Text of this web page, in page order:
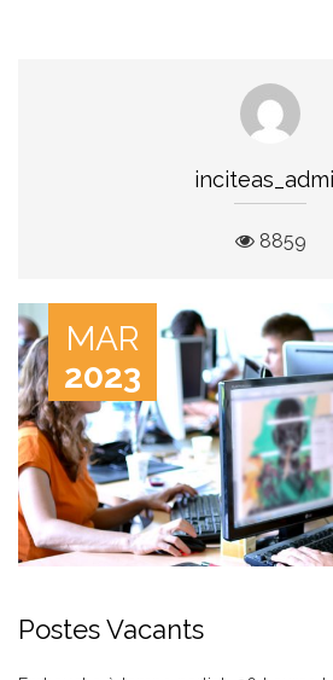
8859
MAR
2023
Postes Vacants